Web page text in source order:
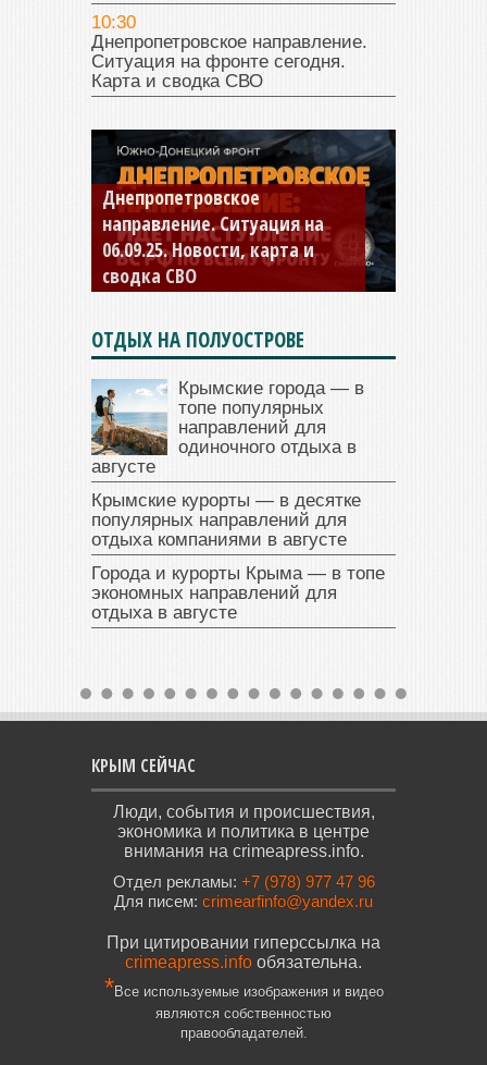
10:30
Днепропетровское направление.
Ситуация на фронте сегодня.
Карта и сводка СВО
Константиновское
направление. Ситуация на
04.09.25 Новости, карта и
сводка СВО
ОТДЫХ НА ПОЛУОСТРОВЕ
Крымские города — в
топе популярных
направлений для
одиночного отдыха в
августе
Крымские курорты — в десятке
популярных направлений для
отдыха компаниями в августе
Города и курорты Крыма — в топе
экономных направлений для
отдыха в августе
КРЫМ СЕЙЧАС
Люди, события и происшествия,
экономика и политика в центре
внимания на crimeapress.info.
Отдел рекламы: +7 (978) 977 47 96
Для писем: crimearfinfo@yandex.ru
При цитировании гиперссылка на
crimeapress.info обязательна.
*Все используемые изображения и видео
являются собственностью
правообладателей.